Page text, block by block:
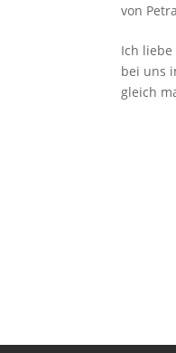
von
Ich
bei uns
gleich